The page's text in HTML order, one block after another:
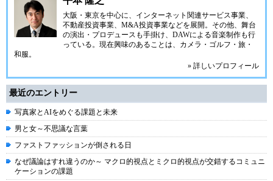
大阪・東京を中心に、インターネット関連サービス事業、
不動産投資事業、M&A投資事業などを展開。その他、舞台
の演出・プロデュースも手掛け、DAWによる音楽制作も行
っている。現在興味のあることは、カメラ・ゴルフ・旅・
和服。
» 詳しいプロフィール
最近のエントリー
写真家とAIをめぐる課題と未来
男と女～不思議な言葉
ファストファッションが倒される日
なぜ議論はすれ違うのか～ マクロ的視点とミクロ的視点が交錯するコミュニ
ケーションの課題